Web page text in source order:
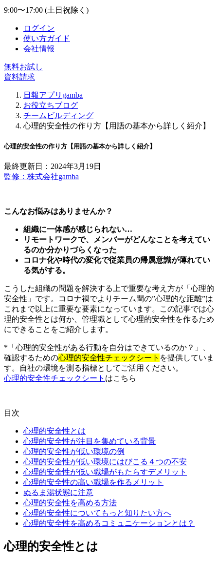
9:00〜17:00 (土日祝除く)
ログイン
使い方ガイド
会社情報
無料お試し
資料請求
日報アプリgamba
お役立ちブログ
チームビルディング
心理的安全性の作り方【用語の基本から詳しく紹介】
心理的安全性の作り方【用語の基本から詳しく紹介】
最終更新日：2024年3月19日
監修：株式会社gamba
こんなお悩みはありませんか？
組織に一体感が感じられない…
リモートワークで、メンバーがどんなことを考えてい
るのか分かりづらくなった
コロナ化や時代の変化で従業員の帰属意識が薄れてい
る気がする。
こうした組織の問題を解決する上で重要な考え方が「心理的
安全性」です。コロナ禍でよりチーム間の”心理的な距離”は
これまで以上に重要な要素になっています。この記事では心
理的安全性とは何か、管理職として心理的安全性を作るため
にできることをご紹介します。
*「心理的安全性がある行動を自分はできているのか？」、
確認するための心理的安全性チェックシート を提供していま
す。自社の環境を測る指標としてご活用ください。
心理的安全性チェックシート はこちら
目次
心理的安全性とは
心理的安全性が注目を集めている背景
心理的安全性が低い環境の例
心理的安全性が低い環境にはびこる４つの不安
心理的安全性が低い職場がもたらすデメリット
心理的安全性の高い職場を作るメリット
ぬるま湯状態に注意
心理的安全性を高める方法
心理的安全性についてもっと知りたい方へ
心理的安全性を高めるコミュニケーションとは？
心理的安全性とは